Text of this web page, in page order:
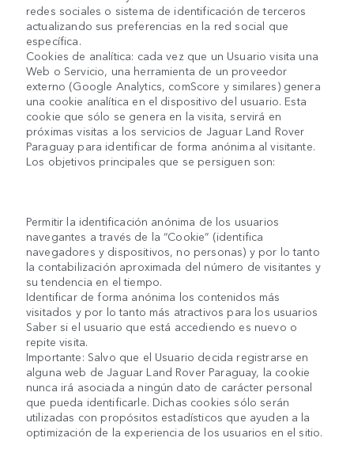
redes sociales o sistema de identificación de terceros
actualizando sus preferencias en la red social que
específica.
Cookies de analítica: cada vez que un Usuario visita una
Web o Servicio, una herramienta de un proveedor
externo (Google Analytics, comScore y similares) genera
una cookie analítica en el dispositivo del usuario. Esta
cookie que sólo se genera en la visita, servirá en
próximas visitas a los servicios de Jaguar Land Rover
Paraguay para identificar de forma anónima al visitante.
Los objetivos principales que se persiguen son:
Permitir la identificación anónima de los usuarios
navegantes a través de la “Cookie” (identifica
navegadores y dispositivos, no personas) y por lo tanto
la contabilización aproximada del número de visitantes y
su tendencia en el tiempo.
Identificar de forma anónima los contenidos más
visitados y por lo tanto más atractivos para los usuarios
Saber si el usuario que está accediendo es nuevo o
repite visita.
Importante: Salvo que el Usuario decida registrarse en
alguna web de Jaguar Land Rover Paraguay, la cookie
nunca irá asociada a ningún dato de carácter personal
que pueda identificarle. Dichas cookies sólo serán
utilizadas con propósitos estadísticos que ayuden a la
optimización de la experiencia de los usuarios en el sitio.